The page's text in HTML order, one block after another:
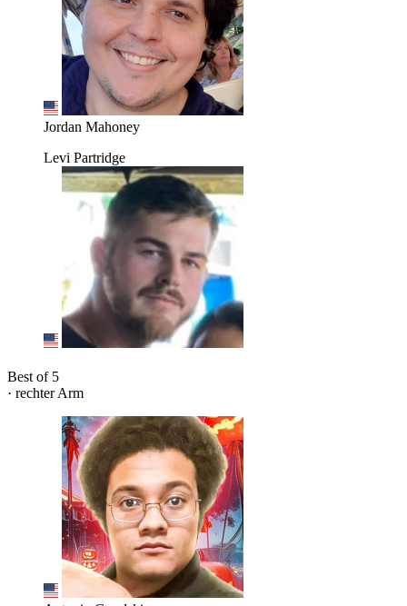
Jordan Mahoney
Levi Partridge
Best of 5
· rechter Arm